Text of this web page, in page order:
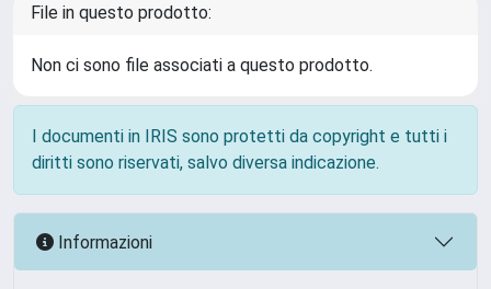
File in questo prodotto:
Non ci sono file associati a questo prodotto.
I documenti in IRIS sono protetti da copyright e tutti i
diritti sono riservati, salvo diversa indicazione.
Informazioni